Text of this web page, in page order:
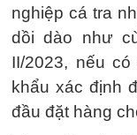
nghiệp cá tra
dồi dào như
II/2023, nếu
khẩu xác định
đầu đặt hàng